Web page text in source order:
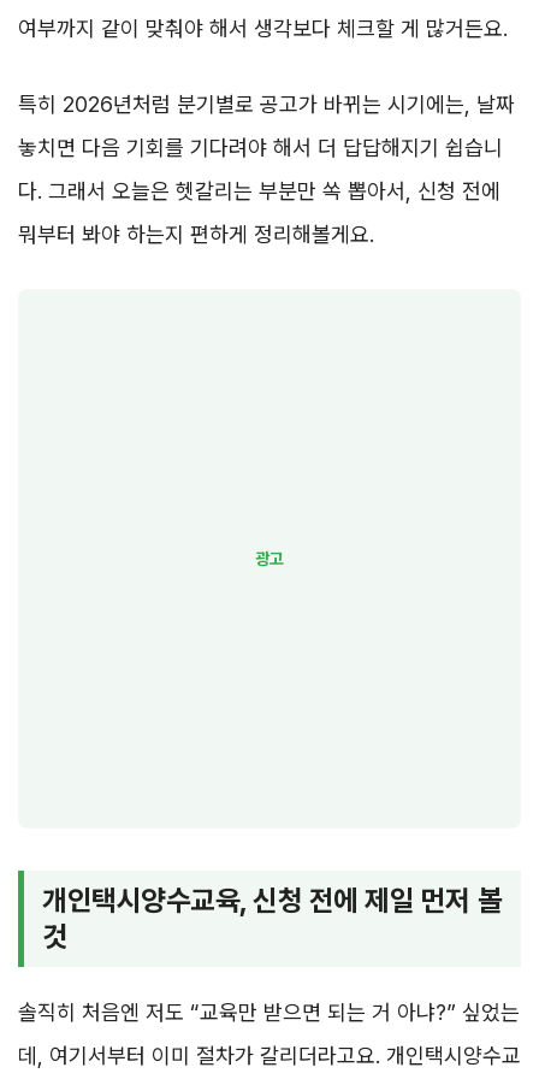
여부까지 같이 맞춰야 해서 생각보다 체크할 게 많거든요.
특히 2026년처럼 분기별로 공고가 바뀌는 시기에는, 날짜
놓치면 다음 기회를 기다려야 해서 더 답답해지기 쉽습니
다. 그래서 오늘은 헷갈리는 부분만 쏙 뽑아서, 신청 전에
뭐부터 봐야 하는지 편하게 정리해볼게요.
개인택시양수교육, 신청 전에 제일 먼저 볼
것
솔직히 처음엔 저도 “교육만 받으면 되는 거 아냐?” 싶었는
데, 여기서부터 이미 절차가 갈리더라고요. 개인택시양수교